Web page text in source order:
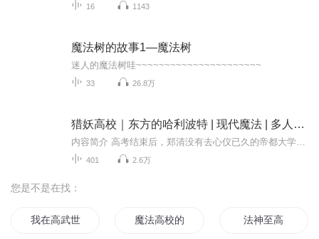
16 1143
魔法树的故事1—魔法树
迷人的魔法树哇~~~~~~~~~~~~~~~~~~~~~~
33 26.8万
猎妖高校｜东方的哈利波特 | 现代魔法 | 多人有声剧
401 2.6万
您是不是在找：
我在高武世界玩魔法 魔法高校的法师 法神至高